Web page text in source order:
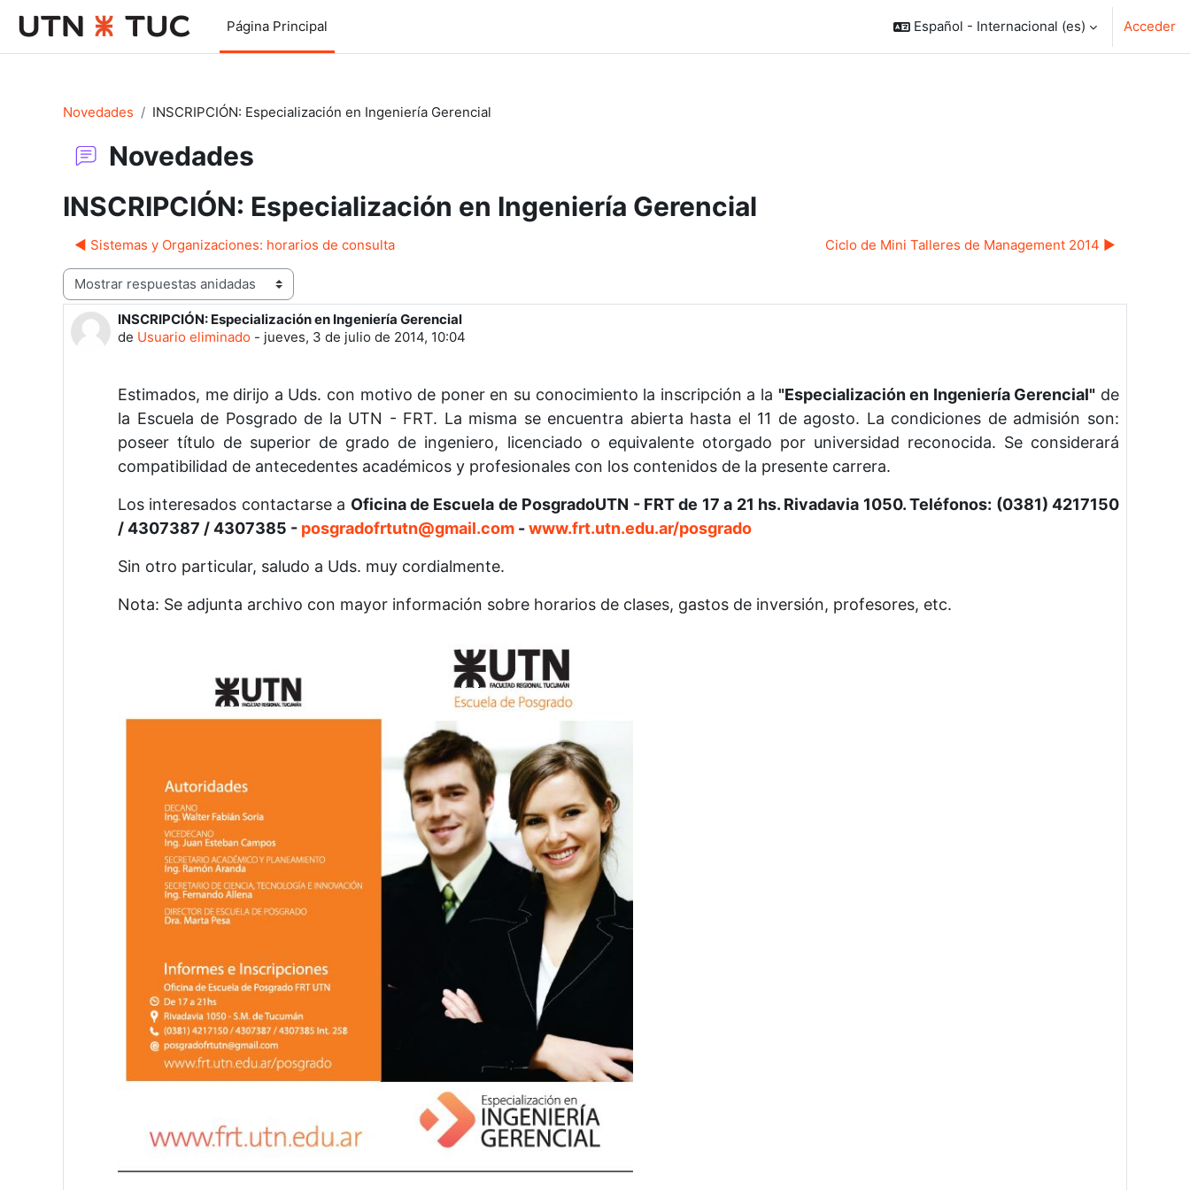
Página Principal
Español - Internacional ‎(es)‎ Acceder
Novedades INSCRIPCIÓN: Especialización en Ingeniería Gerencial
Novedades
INSCRIPCIÓN: Especialización en Ingeniería Gerencial
◀︎ Sistemas y Organizaciones: horarios de consulta
Ciclo de Mini Talleres de Management 2014 ▶︎
Mostrar modo
INSCRIPCIÓN: Especialización en Ingeniería Gerencial
de Usuario eliminado - jueves, 3 de julio de 2014, 10:04
Número de respuestas: 0
Estimados, me dirijo a Uds. con motivo de poner en su conocimiento la inscripción a la "Especialización en Ingeniería Gerencial" de
la Escuela de Posgrado de la UTN - FRT. La misma se encuentra abierta hasta el 11 de agosto. La condiciones de admisión son:
poseer título de superior de grado de ingeniero, licenciado o equivalente otorgado por universidad reconocida. Se considerará
compatibilidad de antecedentes académicos y profesionales con los contenidos de la presente carrera.
Los interesados contactarse a Oficina de Escuela de PosgradoUTN - FRT de 17 a 21 hs. Rivadavia 1050. Teléfonos: (0381) 4217150
/ 4307387 / 4307385 - posgradofrtutn@gmail.com -www.frt.utn.edu.ar/posgrado
Sin otro particular, saludo a Uds. muy cordialmente.
Nota: Se adjunta archivo con mayor información sobre horarios de clases, gastos de inversión, profesores, etc.